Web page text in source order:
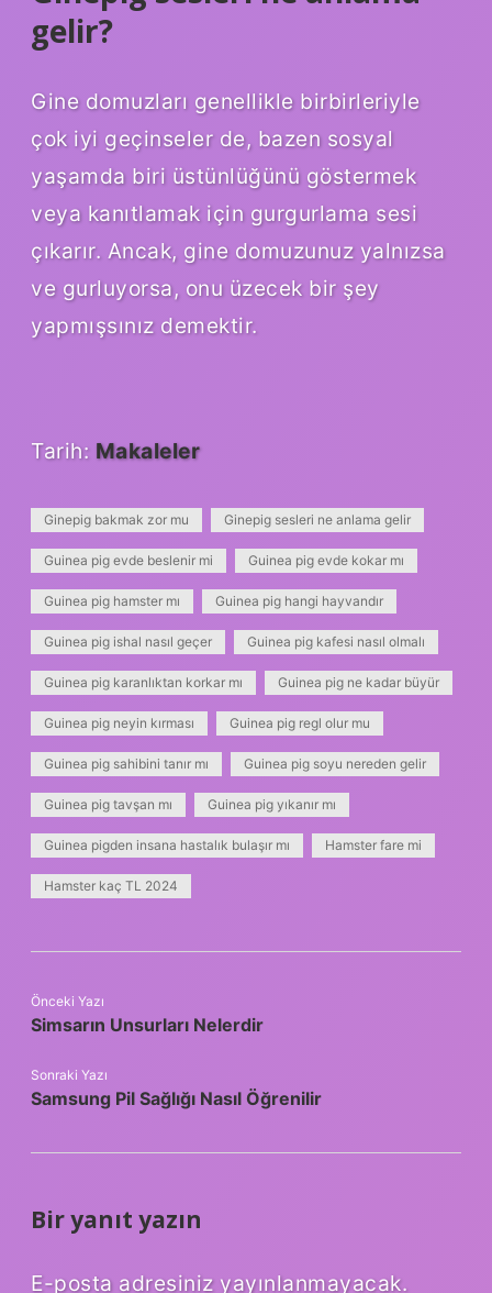
gelir?
Gine domuzları genellikle birbirleriyle
çok iyi geçinseler de, bazen sosyal
yaşamda biri üstünlüğünü göstermek
veya kanıtlamak için gurgurlama sesi
çıkarır. Ancak, gine domuzunuz yalnızsa
ve gurluyorsa, onu üzecek bir şey
yapmışsınız demektir.
Tarih: Makaleler
Ginepig bakmak zor mu Ginepig sesleri ne anlama gelir
Guinea pig evde beslenir mi Guinea pig evde kokar mı
Guinea pig hamster mı Guinea pig hangi hayvandır
Guinea pig ishal nasıl geçer Guinea pig kafesi nasıl olmalı
Guinea pig karanlıktan korkar mı Guinea pig ne kadar büyür
Guinea pig neyin kırması Guinea pig regl olur mu
Guinea pig sahibini tanır mı Guinea pig soyu nereden gelir
Guinea pig tavşan mı Guinea pig yıkanır mı
Guinea pigden insana hastalık bulaşır mı Hamster fare mi
Hamster kaç TL 2024
Önceki Yazı
Simsarın Unsurları Nelerdir
Sonraki Yazı
Samsung Pil Sağlığı Nasıl Öğrenilir
Bir yanıt yazın
E-posta adresiniz yayınlanmayacak.